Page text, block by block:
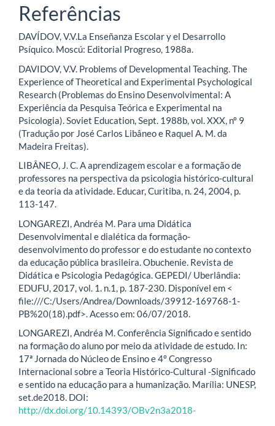
Referências
DAVÍDOV, V.V.La Enseñanza Escolar y el Desarrollo
Psíquico. Moscú: Editorial Progreso, 1988a.
DAVIDOV, V.V. Problems of Developmental Teaching. The
Experience of Theoretical and Experimental Psychological
Research (Problemas do Ensino Desenvolvimental: A
Experiência da Pesquisa Teórica e Experimental na
Psicologia). Soviet Education, Sept. 1988b, vol. XXX, nº 9
(Tradução por José Carlos Libâneo e Raquel A. M. da
Madeira Freitas).
LIBÂNEO, J. C. A aprendizagem escolar e a formação de
professores na perspectiva da psicologia histórico-cultural
e da teoria da atividade. Educar, Curitiba, n. 24, 2004, p.
113-147.
LONGAREZI, Andréa M. Para uma Didática
Desenvolvimental e dialética da formação-
desenvolvimento do professor e do estudante no contexto
da educação pública brasileira. Obuchenie. Revista de
Didática e Psicologia Pedagógica. GEPEDI/ Uberlândia:
EDUFU, 2017, vol. 1. n.1, p. 187-230. Disponível em <
file:///C:/Users/Andrea/Downloads/39912-169768-1-
PB%20(18).pdf>. Acesso em: 06/07/2018.
LONGAREZI, Andréa M. Conferência Significado e sentido
na formação do aluno por meio da atividade de estudo. In:
17ª Jornada do Núcleo de Ensino e 4º Congresso
Internacional sobre a Teoria Histórico-Cultural -Significado
e sentido na educação para a humanização. Marília: UNESP,
set.de2018. DOI:
http://dx.doi.org/10.14393/OBv2n3a2018-